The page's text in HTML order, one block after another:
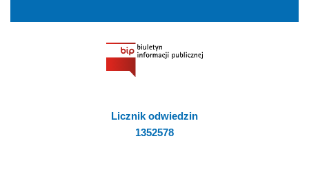
Licznik odwiedzin
1352578